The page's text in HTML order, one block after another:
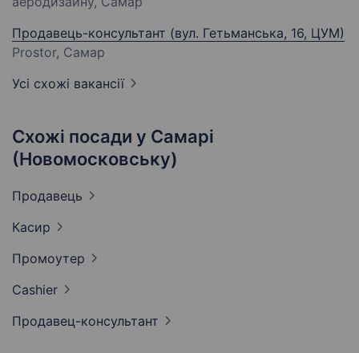
Продавець-консультант (вул. Гетьманська, 16, ЦУМ)
Prostor, Самар
Усі схожі вакансії
Схожі посади у Самарі
(Новомосковську)
Продавець
Касир
Промоутер
Cashier
Продавец-консультант